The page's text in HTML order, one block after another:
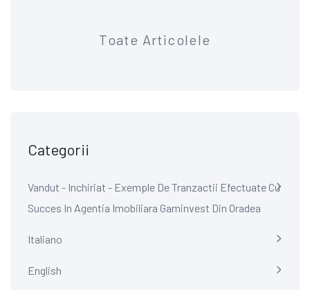
Toate Articolele
Categorii
Vandut - Inchiriat - Exemple De Tranzactii Efectuate Cu
Succes In Agentia Imobiliara Gaminvest Din Oradea
Italiano
English